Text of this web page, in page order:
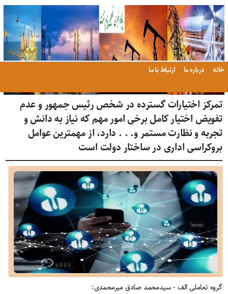
خانه درباره ما ارتباط با ما
تمرکز اختیارات گسترده در شخص رئیس جمهور و عدم
تفویض اختیار کامل برخی امور مهم که نیاز به دانش و
تجربه و نظارت مستمر و. . . دارد، از مهمترین عوامل
بروکراسی اداری در ساختار دولت است
گروه تعاملی الف - سیدمحمد صادق میرمحمدی: